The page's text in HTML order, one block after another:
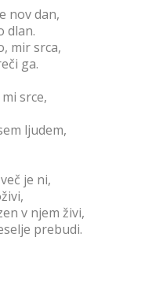
nov dan,
dlan.
mir srca,
ga.
srce,
ljudem,
je ni,
v njem živi,
prebudi.